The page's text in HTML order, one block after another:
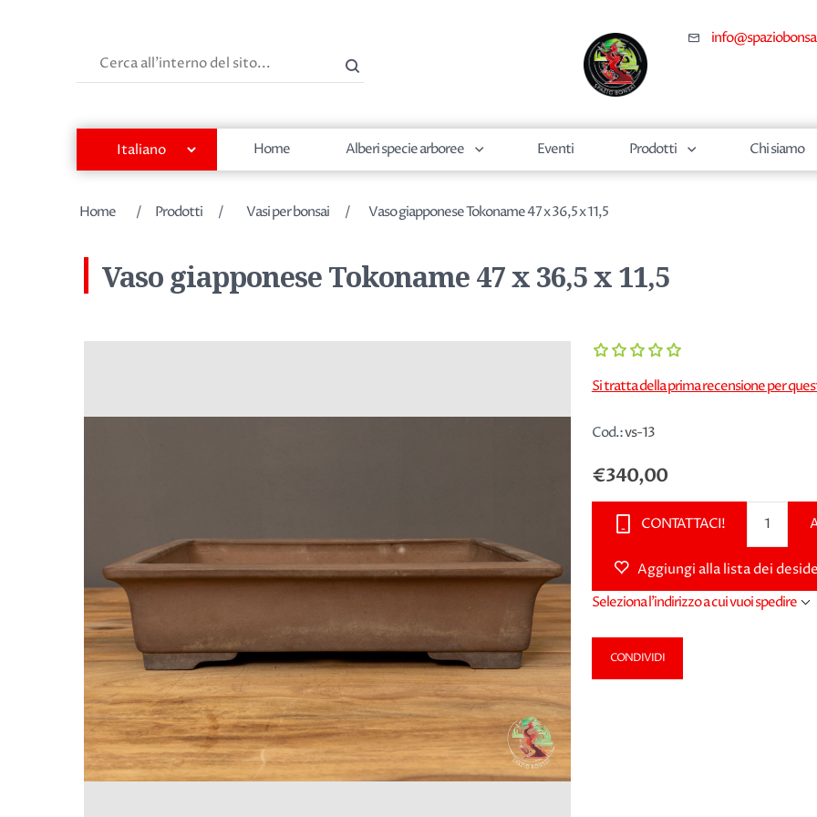
Home Alberi specie arboree Eventi Prodotti Chi siamo
Home / Prodotti / Vasi per bonsai / Vaso giapponese Tokoname 47 x 36,5 x 11,5
Vaso giapponese Tokoname 47 x 36,5 x 11,5
Si tratta della prima recensione per
Cod.:vs-13
€340,00
CONTATTACI!
Aggiungi alla lista dei
Seleziona l'indirizzo a cui vuoi spedire
CONDIVIDI